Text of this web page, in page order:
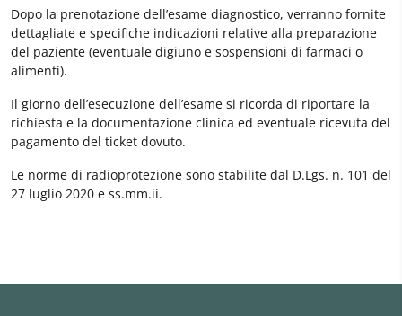
Dopo la prenotazione dell’esame diagnostico, verranno fornite
dettagliate e specifiche indicazioni relative alla preparazione
del paziente (eventuale digiuno e sospensioni di farmaci o
alimenti).
Il giorno dell’esecuzione dell’esame si ricorda di riportare la
richiesta e la documentazione clinica ed eventuale ricevuta del
pagamento del ticket dovuto.
Le norme di radioprotezione sono stabilite dal D.Lgs. n. 101 del
27 luglio 2020 e ss.mm.ii.